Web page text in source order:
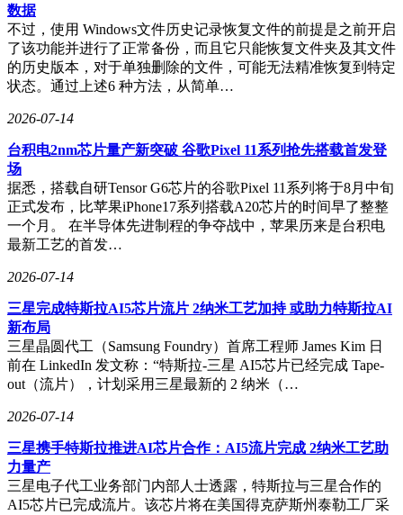
数据
不过，使用 Windows文件历史记录恢复文件的前提是之前开启
了该功能并进行了正常备份，而且它只能恢复文件夹及其文件
的历史版本，对于单独删除的文件，可能无法精准恢复到特定
状态。通过上述6 种方法，从简单…
2026-07-14
台积电2nm芯片量产新突破 谷歌Pixel 11系列抢先搭载首发登
场
据悉，搭载自研Tensor G6芯片的谷歌Pixel 11系列将于8月中旬
正式发布，比苹果iPhone17系列搭载A20芯片的时间早了整整
一个月。 在半导体先进制程的争夺战中，苹果历来是台积电
最新工艺的首发…
2026-07-14
三星完成特斯拉AI5芯片流片 2纳米工艺加持 或助力特斯拉AI
新布局
三星晶圆代工（Samsung Foundry）首席工程师 James Kim 日
前在 LinkedIn 发文称：“特斯拉-三星 AI5芯片已经完成 Tape-
out（流片），计划采用三星最新的 2 纳米（…
2026-07-14
三星携手特斯拉推进AI芯片合作：AI5流片完成 2纳米工艺助
力量产
三星电子代工业务部门内部人士透露，特斯拉与三星合作的
AI5芯片已完成流片。该芯片将在美国得克萨斯州泰勒工厂采